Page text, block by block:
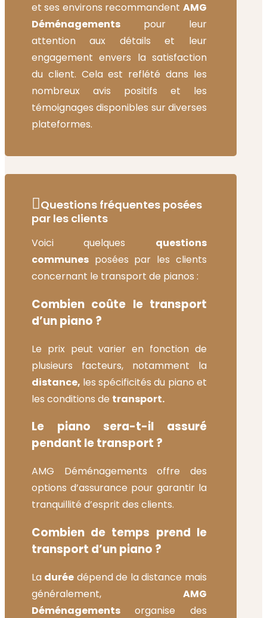
et ses environs recommandent AMG
Déménagements pour leur
attention aux détails et leur
engagement envers la satisfaction
du client. Cela est reflété dans les
nombreux avis positifs et les
témoignages disponibles sur diverses
plateformes.
Questions fréquentes posées
par les clients
Voici quelques questions
communes posées par les clients
concernant le transport de pianos :
Combien coûte le transport
d’un piano ?
Le prix peut varier en fonction de
plusieurs facteurs, notamment la
distance, les spécificités du piano et
les conditions de transport.
Le piano sera-t-il assuré
pendant le transport ?
AMG Déménagements offre des
options d’assurance pour garantir la
tranquillité d’esprit des clients.
Combien de temps prend le
transport d’un piano ?
La durée dépend de la distance mais
généralement, AMG
Déménagements organise des